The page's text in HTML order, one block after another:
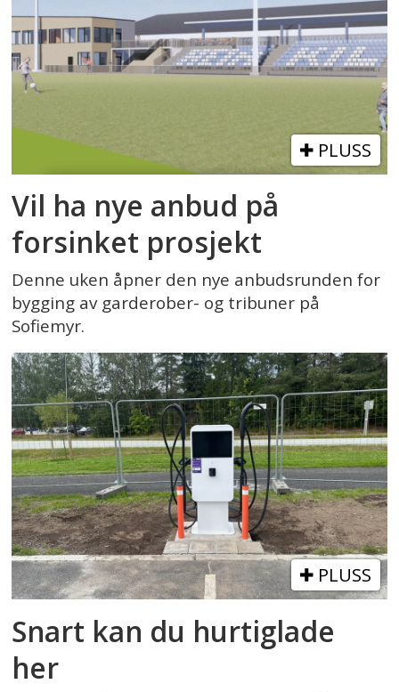
PLUSS
Vil ha nye anbud på
forsinket prosjekt
Denne uken åpner den nye anbudsrunden for
bygging av garderober- og tribuner på
Sofiemyr.
PLUSS
Snart kan du hurtiglade
her